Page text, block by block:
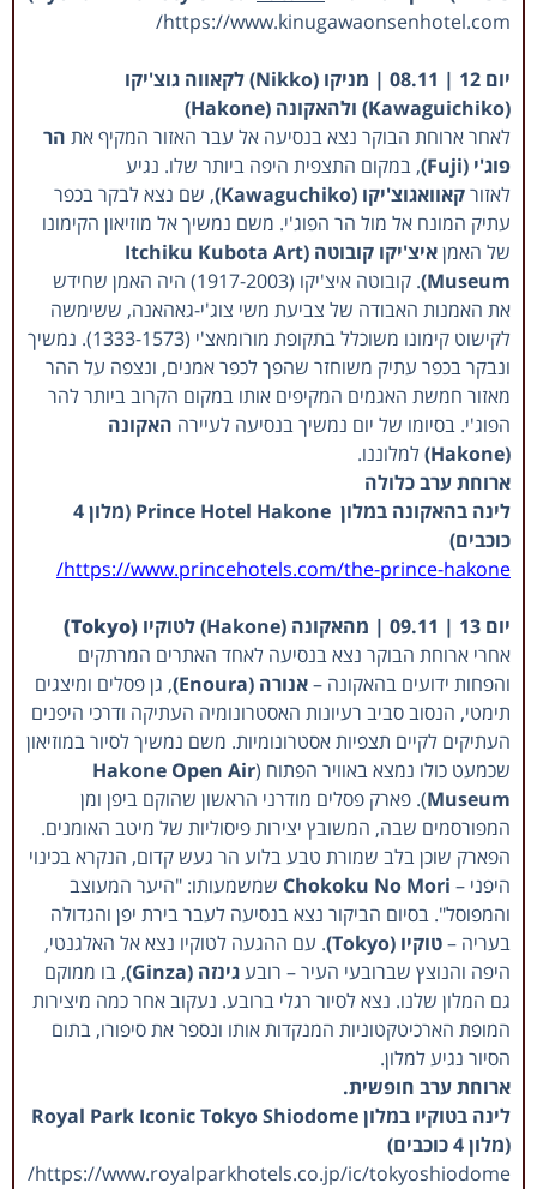
https://www.kinugawaonsenhotel.com/
יום 12 | 08.11 | מניקו (Nikko) לקאווה גוצ'יקו
(Kawaguichiko) ולהאקונה (Hakone)
לאחר ארוחת הבוקר נצא בנסיעה אל עבר האזור המקיף את הר
פוג'י (Fuji)
, במקום התצפית היפה ביותר שלו. נגיע
לאזורקאוואגוצ'יקו (Kawaguchiko)
, שם נצא לבקר בכפר
עתיק המונח אל מול הר הפוג'י. משם נמשיך אל מוזיאון הקימונו
של האמן
איצ'יקו קובוטה (Itchiku Kubota Art
Museum)
. קובוטה איצ'יקו (1917-2003) היה האמן שחידש
את האמנות האבודה של צביעת משי צוג'י-גאהאנה, ששימשה
לקישוט קימונו משוכלל בתקופת מורומאצ'י (1333-1573). נמשיך
ונבקר בכפר עתיק משוחזר שהפך לכפר אמנים, ונצפה על ההר
מאזור חמשת האגמים המקיפים אותו במקום הקרוב ביותר להר
הפוג'י. בסיומו של יום נמשיך בנסיעה לעיירה האקונה
(Hakone)
למלוננו.
ארוחת ערב כלולה
לינה בהאקונה במלון Prince Hotel Hakone (מלון 4
כוכבים)
https://www.princehotels.com/the-prince-hakone/
יום 13 | 09.11 | מ האקונה (Hakone) ל טוקיו (Tokyo)
אחרי ארוחת הבוקר נצא בנסיעה לאחד האתרים המרתקים
והפחות ידועים בהאקונה –אנורה (Enoura)
, גן פסלים ומיצגים
תימטי, הנסוב סביב רעיונות האסטרונומיה העתיקה ודרכי היפנים
העתיקים לקיים תצפיות אסטרונומיות. משם נמשיך לסיור במוזיאון
שכמעט כולו נמצא באוויר הפתוח (Hakone Open Air
Museum). פארק פסלים מודרני הראשון שהוקם ביפן ומן
המפורסמים שבה, המשובץ יצירות פיסוליות של מיטב האומנים.
הפארק שוכן בלב שמורת טבע בלוע הר געש קדום, הנקרא בכינוי
היפני – Chokoku No Mori שמשמעותו: "היער המעוצב
והמפוסל". בסיום הביקור נצא בנסיעה לעבר בירת יפן והגדולה
בעריה –טוקיו (Tokyo)
. עם ההגעה לטוקיו נצא אל האלגנטי,
היפה והנוצץ שברובעי העיר – רובעגינזה (Ginza)
, בו ממוקם
גם המלון שלנו. נצא לסיור רגלי ברובע. נעקוב אחר כמה מיצירות
המופת הארכיטקטוניות המנקדות אותו ונספר את סיפורו, בתום
הסיור נגיע למלון.
ארוחת ערב חופשית.
לינה בטוקיו במלון Royal Park Iconic Tokyo Shiodome
(מלון 4 כוכבים)
https://www.royalparkhotels.co.jp/ic/tokyoshiodome/